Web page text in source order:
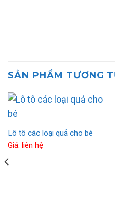
SẢN PHẨM TƯƠNG
Lô tô các loại quả cho bé
Giá: liên hệ